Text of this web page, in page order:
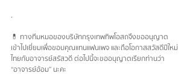
.
💊 ทางทีมหมอของบริษัทกรุงเทพทิพโอสถจึงขออนุญาต
เข้าไปเยี่ยมเพื่อขอบคุณแทนแฟนเพจ และถือโอกาสสวัสดีปีใหม่
ไทยกับอาจารย์สรัสวดี ต่อไปนี้จะขออนุญาตเรียกท่านว่า
“อาจารย์อ้อม” นะคะ